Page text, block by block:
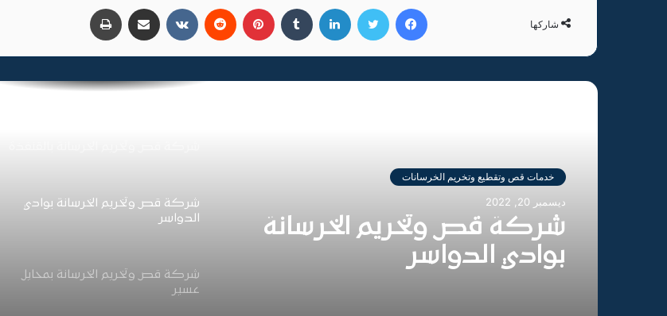
شاركها
فيسبوك تويتر لينكدإن بينتيريست مشاركة عبر البريد
خدمات قص وتقطيع وتخريم الخرسانات
ديسمبر 20, 2022
شركة قص وتخريم الخرسانة
بوادي الدواسر
شركة قص وتخريم الخرسانة ببريدة
شركة قص وتخريم الخرسانة بسكاكا
شركة قص وتخريم الخرسانة بوادي
الدواسر
شركة قص وتخريم الخرسانة بمحايل
عسير